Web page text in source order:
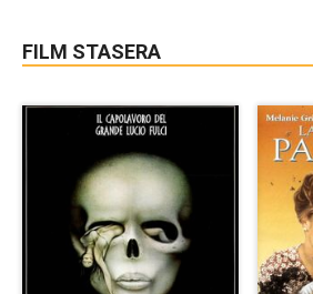
FILM STASERA